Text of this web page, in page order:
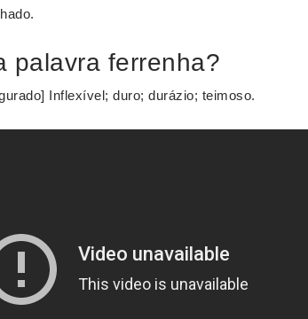
palavra ferrenha?
Inflexível; duro; durázio; teimoso.